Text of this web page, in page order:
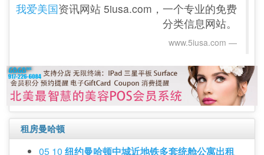
我爱美国资讯网站 5iusa.com，一个专业的免费
分类信息网站。
www.5iusa.com‎
租房曼哈顿
05 10 纽约曼哈顿中城近地铁多套统舱公寓出租